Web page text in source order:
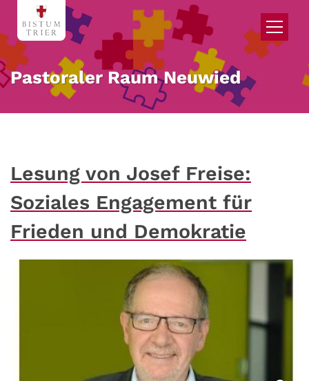
Zum Inhalt springen
Pastoraler Raum Neuwied
Lesung von Josef Freise:
Soziales Engagement für
Frieden und Demokratie